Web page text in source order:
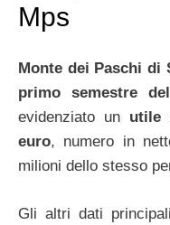
Mps
Monte dei Paschi di
primo semestre
evidenziato un utile
euro, numero in
milioni dello stesso
Gli altri dati